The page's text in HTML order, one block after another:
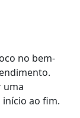
no bem-
uma
início ao fim.